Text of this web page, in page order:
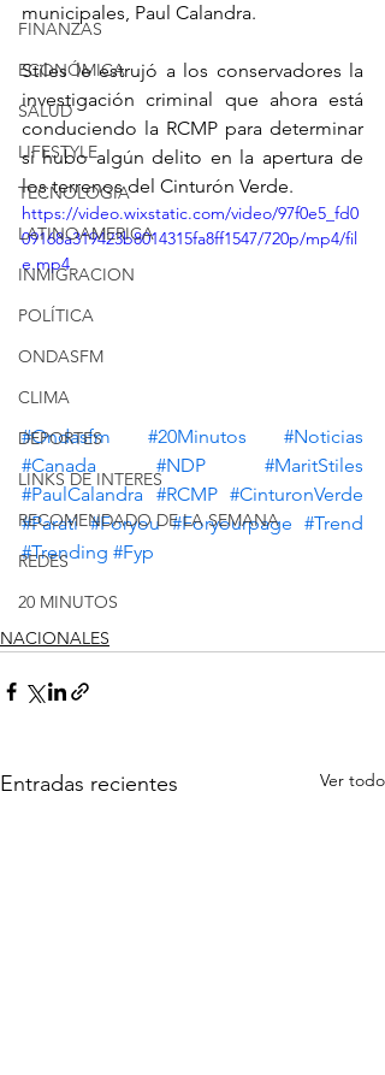
FINANZAS
ECONÓMICA
SALUD
LIFESTYLE
TECNOLOGIA
LATINOAMERICA
INMIGRACION
POLÍTICA
ONDASFM
CLIMA
DEPORTES
LINKS DE INTERES
RECOMENDADO DE LA SEMANA
REDES
20 MINUTOS
municipales, Paul Calandra.
Stiles le estrujó a los conservadores la
investigación criminal que ahora está
conduciendo la RCMP para determinar
si hubo algún delito en la apertura de
los terrenos del Cinturón Verde.
https://video.wixstatic.com/video/97f0e5_fd0
09168a319423b8014315fa8ff1547/720p/mp4/fil
e.mp4
#Ondasfm #20Minutos
#Noticias
#Canada
#NDP
#MaritStiles
#PaulCalandra
#RCMP #CinturonVerde
#Parati #Foryou #Foryourpage #Trend
#Trending #Fyp
NACIONALES
Entradas recientes Ver todo